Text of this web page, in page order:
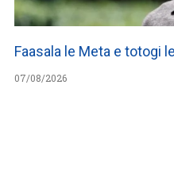
Faasala le Meta e totogi
07/08/2026